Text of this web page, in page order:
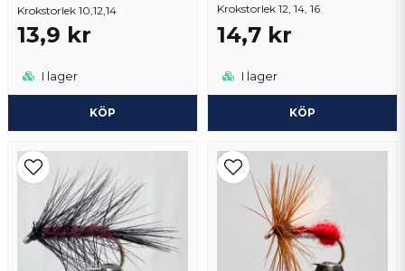
Krokstorlek 10,12,14
13,9 kr
I lager
KÖP
Krokstorlek 12, 14, 16
14,7 kr
I lager
KÖP
Skicka fråga